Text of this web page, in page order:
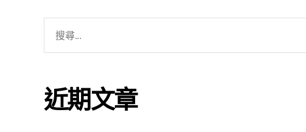
字:
近期文章